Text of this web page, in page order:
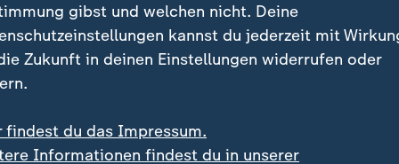
gibst und welchen nicht. Deine
kannst du jederzeit mit
Zukunft in deinen Einstellungen widerrufen oder
findest du das Impressum.
Informationen findest du in unserer